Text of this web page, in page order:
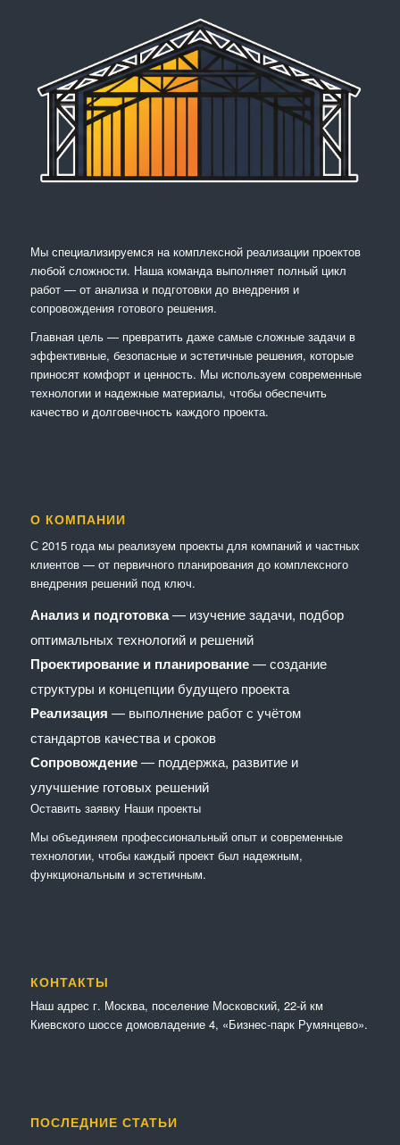
Мы специализируемся на комплексной реализации проектов
любой сложности. Наша команда выполняет полный цикл
работ — от анализа и подготовки до внедрения и
сопровождения готового решения.
Главная цель — превратить даже самые сложные задачи в
эффективные, безопасные и эстетичные решения, которые
приносят комфорт и ценность. Мы используем современные
технологии и надежные материалы, чтобы обеспечить
качество и долговечность каждого проекта.
О КОМПАНИИ
С 2015 года мы реализуем проекты для компаний и частных
клиентов — от первичного планирования до комплексного
внедрения решений под ключ.
Анализ и подготовка— изучение задачи, подбор
оптимальных технологий и решений
Проектирование и планирование— создание
структуры и концепции будущего проекта
Реализация — выполнение работ с учётом
стандартов качества и сроков
Сопровождение— поддержка, развитие и
улучшение готовых решений
Оставить заявку Наши проекты
Мы объединяем профессиональный опыт и современные
технологии, чтобы каждый проект был надежным,
функциональным и эстетичным.
КОНТАКТЫ
Наш адрес г. Москва, поселение Московский, 22-й км
Киевского шоссе домовладение 4, «Бизнес-парк Румянцево».
ПОСЛЕДНИЕ СТАТЬИ